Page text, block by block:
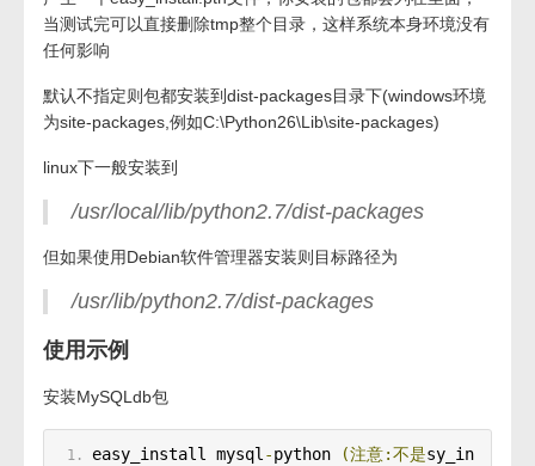
当测试完可以直接删除tmp整个目录，这样系统本身环境没有
任何影响
默认不指定则包都安装到dist-packages目录下(windows环境
为site-packages,例如C:\Python26\Lib\site-packages)
linux下一般安装到
/usr/local/lib/python2.7/dist-packages
但如果使用Debian软件管理器安装则目标路径为
/usr/lib/python2.7/dist-packages
使用示例
安装MySQLdb包
easy_install mysql -python (注意:不是sy_in